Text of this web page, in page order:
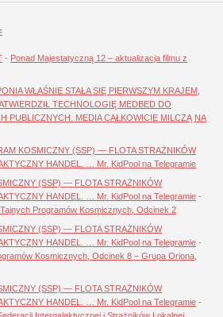
- Ponad Majestatyczną 12 – aktualizacja filmu z
WŁAŚNIE STAŁA SIĘ PIERWSZYM KRAJEM,
TECHNOLOGIĘ MEDBED DO
PUBLICZNYCH. MEDIA CAŁKOWICIE MILCZĄ NA
KOSMICZNY (SSP) — FLOTA STRAŻNIKÓW
HANDEL. … Mr. KidPool na Telegramie
(SSP) — FLOTA STRAŻNIKÓW
HANDEL. … Mr. KidPool na Telegramie -
Programów Kosmicznych, Odcinek 2
(SSP) — FLOTA STRAŻNIKÓW
HANDEL. … Mr. KidPool na Telegramie -
Kosmicznych, Odcinek 8 – Grupa Oriona,
(SSP) — FLOTA STRAŻNIKÓW
HANDEL. … Mr. KidPool na Telegramie -